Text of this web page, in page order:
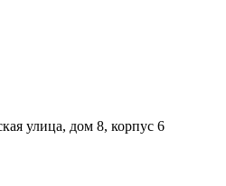
улица, дом 8, корпус 6